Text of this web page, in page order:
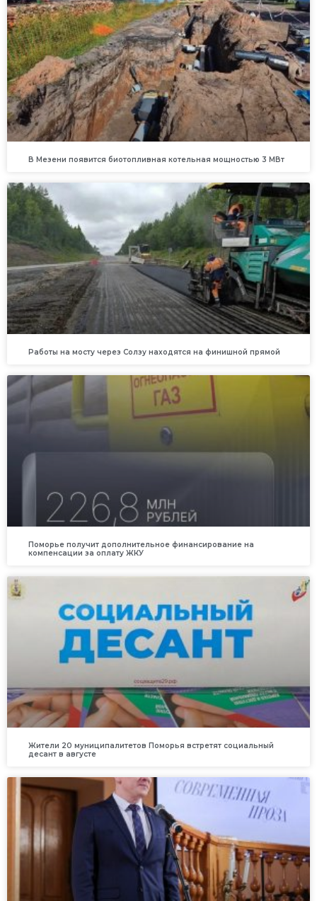
В Мезени появится биотопливная котельная мощностью 3 МВт
Работы на мосту через Солзу находятся на финишной прямой
Поморье получит дополнительное финансирование на
компенсации за оплату ЖКУ
Жители 20 муниципалитетов Поморья встретят социальный
десант в августе